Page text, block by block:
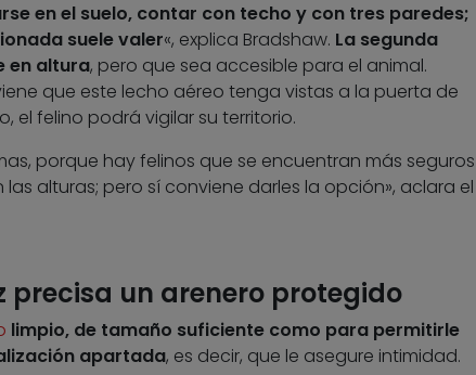
en el suelo, contar con techo y con tres paredes;
suele valer«, explica Bradshaw. La segunda
en altura, pero que sea accesible para el animal.
que este lecho aéreo tenga vistas a la puerta de
el felino podrá vigilar su territorio.
porque hay felinos que se encuentran más seguros
alturas; pero sí conviene darles la opción», aclara el
precisa un arenero protegido
limpio, de tamaño suficiente como para permitirle
apartada, es decir, que le asegure intimidad.